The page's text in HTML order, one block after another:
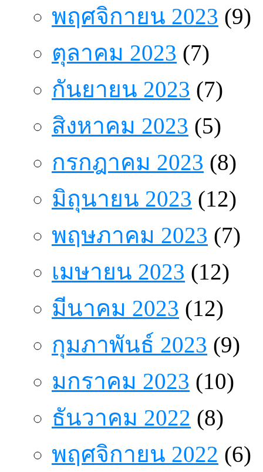
พฤศจิกายน 2023 (9)
ตุลาคม 2023 (7)
กันยายน 2023 (7)
สิงหาคม 2023 (5)
กรกฎาคม 2023 (8)
มิถุนายน 2023 (12)
พฤษภาคม 2023 (7)
เมษายน 2023 (12)
มีนาคม 2023 (12)
กุมภาพันธ์ 2023 (9)
มกราคม 2023 (10)
ธันวาคม 2022 (8)
พฤศจิกายน 2022 (6)